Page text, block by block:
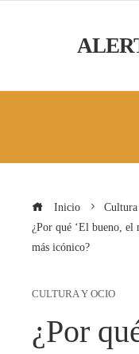
Inicio
¿Por qué ‘El bueno, el
más icónico?
CULTURA Y OCIO
¿Por